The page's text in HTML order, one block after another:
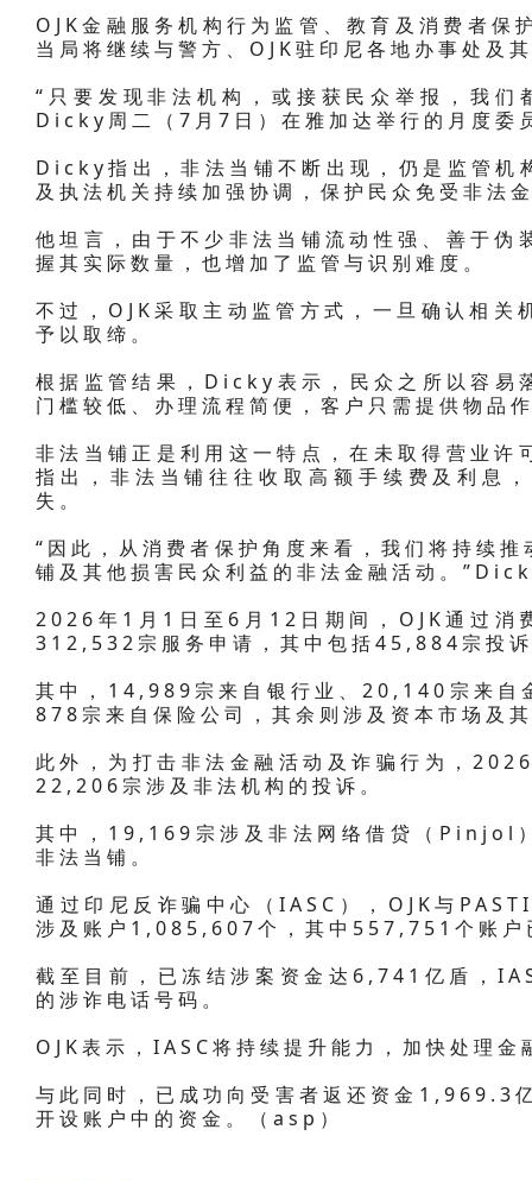
OJK金融服务机构行为监管、教育及消费
当局将继续与警方、OJK驻印尼各地办事处及
“只要发现非法机构，或接获民众举报，我
Dicky周二（7月7日）在雅加达举行的月度委
Dicky指出，非法当铺不断出现，仍是监管机
及执法机关持续加强协调，保护民众免受非法
他坦言，由于不少非法当铺流动性强、善于
握其实际数量，也增加了监管与识别难度。
不过，OJK采取主动监管方式，一旦确认相
予以取缔。
根据监管结果，Dicky表示，民众之所以容易
门槛较低、办理流程简便，客户只需提供物品
非法当铺正是利用这一特点，在未取得营业
指出，非法当铺往往收取高额手续费及利息
失。
“因此，从消费者保护角度来看，我们将持续
铺及其他损害民众利益的非法金融活动。
2026年1月1日至6月12日期间，OJK通过消
312,532宗服务申请，其中包括45,884宗投
其中，14,989宗来自银行业、20,140宗来自
878宗来自保险公司，其余则涉及资本市场及
此外，为打击非法金融活动及诈骗行为，
22,206宗涉及非法机构的投诉。
其中，19,169宗涉及非法网络借贷（Pinjol
非法当铺。
通过印尼反诈骗中心（IASC），OJK与
涉及账户1,085,607个，其中557,751个账户
截至目前，已冻结涉案资金达6,741亿盾，
的涉诈电话号码。
OJK表示，IASC将持续提升能力，加快处理金
与此同时，已成功向受害者返还资金1,969.3
开设账户中的资金。（asp）